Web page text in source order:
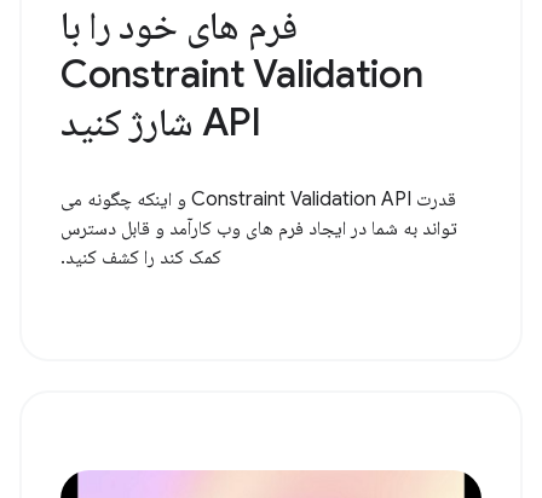
فرم های خود را با
Constraint Validation
API شارژ کنید
قدرت Constraint Validation API و اینکه چگونه می
تواند به شما در ایجاد فرم های وب کارآمد و قابل دسترس
کمک کند را کشف کنید.